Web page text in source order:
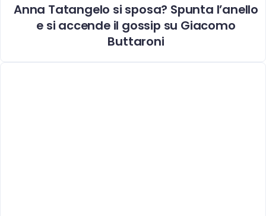
Anna Tatangelo si sposa? Spunta l’anello
e si accende il gossip su Giacomo
Buttaroni